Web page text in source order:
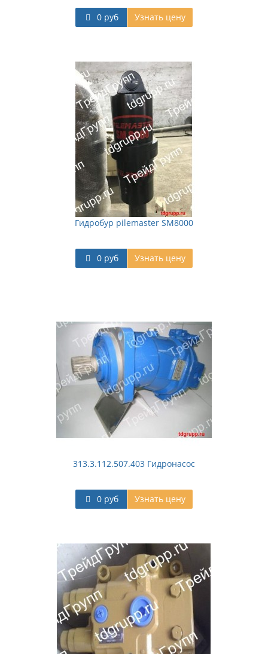
0 руб Узнать цену
Гидробур pilemaster SM8000
0 руб Узнать цену
313.3.112.507.403 Гидронасос
0 руб Узнать цену